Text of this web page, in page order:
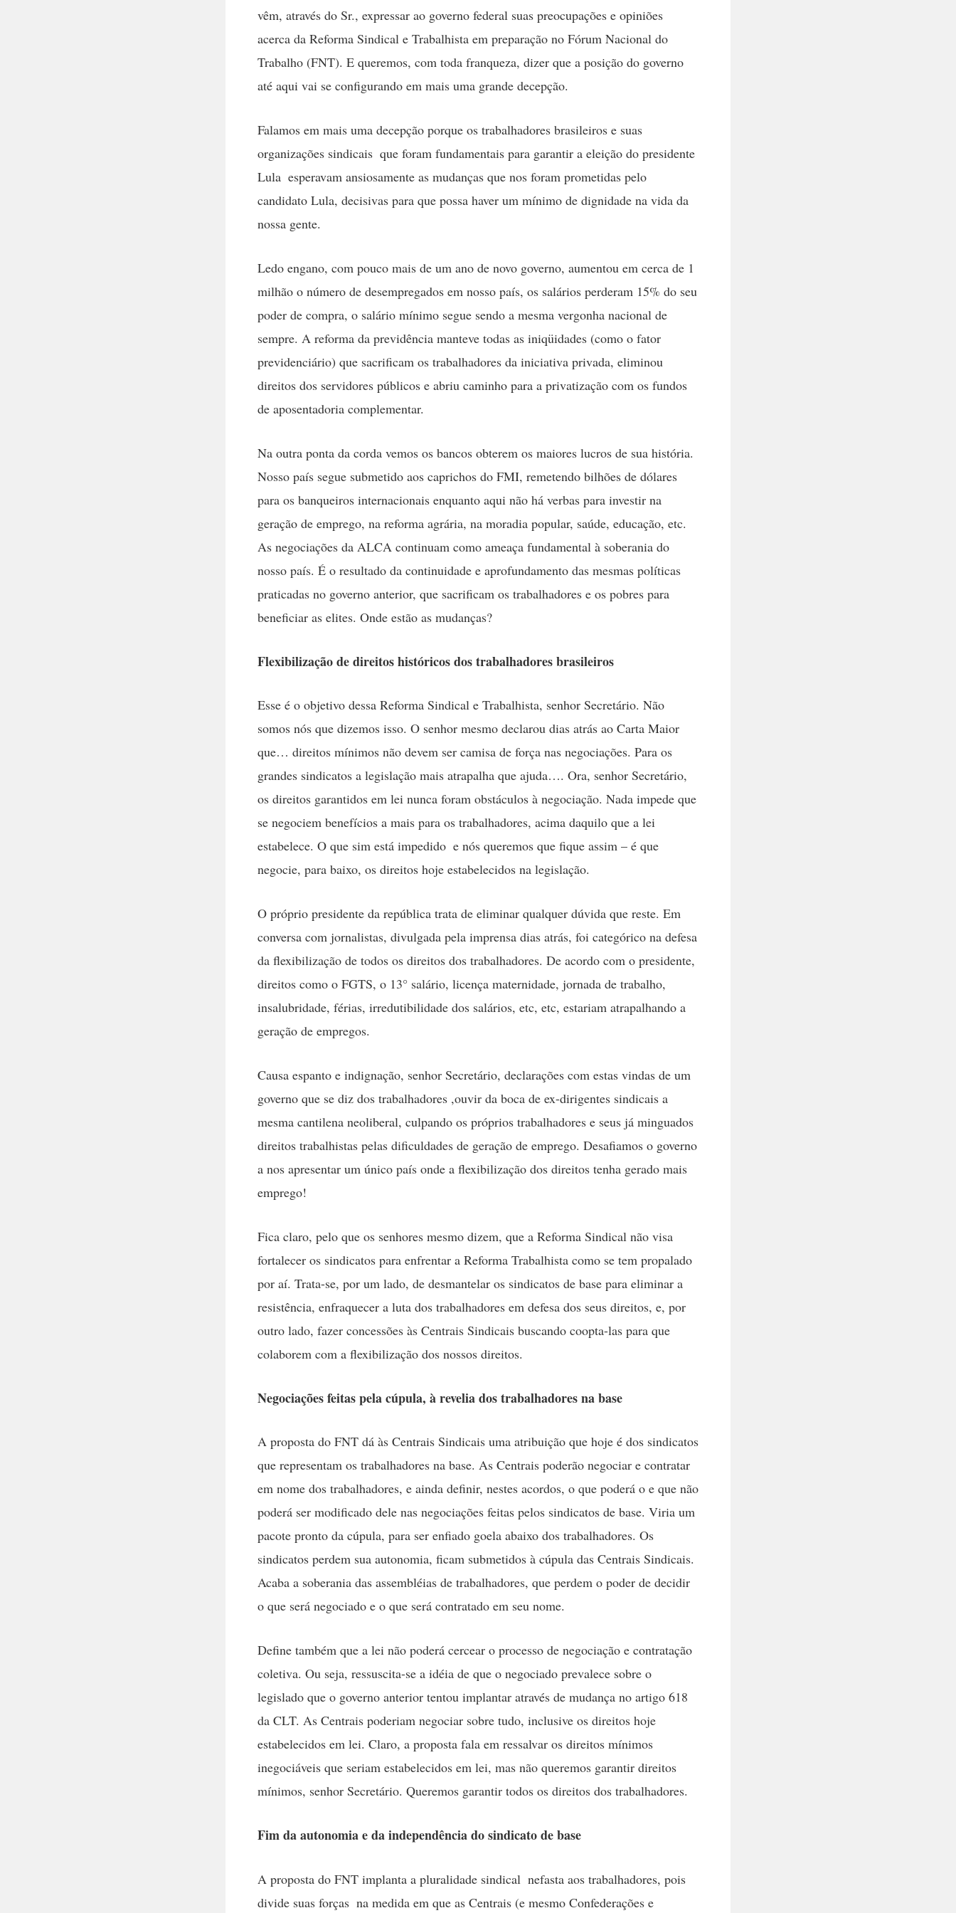
vêm, através do Sr., expressar ao governo federal suas preocupações e opiniões
acerca da Reforma Sindical e Trabalhista em preparação no Fórum Nacional do
Trabalho (FNT). E queremos, com toda franqueza, dizer que a posição do governo
até aqui vai se configurando em mais uma grande decepção.
Falamos em mais uma decepção porque os trabalhadores brasileiros e suas
organizações sindicais  que foram fundamentais para garantir a eleição do presidente
Lula  esperavam ansiosamente as mudanças que nos foram prometidas pelo
candidato Lula, decisivas para que possa haver um mínimo de dignidade na vida da
nossa gente.
Ledo engano, com pouco mais de um ano de novo governo, aumentou em cerca de 1
milhão o número de desempregados em nosso país, os salários perderam 15% do seu
poder de compra, o salário mínimo segue sendo a mesma vergonha nacional de
sempre. A reforma da previdência manteve todas as iniqüidades (como o fator
previdenciário) que sacrificam os trabalhadores da iniciativa privada, eliminou
direitos dos servidores públicos e abriu caminho para a privatização com os fundos
de aposentadoria complementar.
Na outra ponta da corda vemos os bancos obterem os maiores lucros de sua história.
Nosso país segue submetido aos caprichos do FMI, remetendo bilhões de dólares
para os banqueiros internacionais enquanto aqui não há verbas para investir na
geração de emprego, na reforma agrária, na moradia popular, saúde, educação, etc.
As negociações da ALCA continuam como ameaça fundamental à soberania do
nosso país. É o resultado da continuidade e aprofundamento das mesmas políticas
praticadas no governo anterior, que sacrificam os trabalhadores e os pobres para
beneficiar as elites. Onde estão as mudanças?
Flexibilização de direitos históricos dos trabalhadores brasileiros
Esse é o objetivo dessa Reforma Sindical e Trabalhista, senhor Secretário. Não
somos nós que dizemos isso. O senhor mesmo declarou dias atrás ao Carta Maior
que… direitos mínimos não devem ser camisa de força nas negociações. Para os
grandes sindicatos a legislação mais atrapalha que ajuda…. Ora, senhor Secretário,
os direitos garantidos em lei nunca foram obstáculos à negociação. Nada impede que
se negociem benefícios a mais para os trabalhadores, acima daquilo que a lei
estabelece. O que sim está impedido  e nós queremos que fique assim – é que
negocie, para baixo, os direitos hoje estabelecidos na legislação.
O próprio presidente da república trata de eliminar qualquer dúvida que reste. Em
conversa com jornalistas, divulgada pela imprensa dias atrás, foi categórico na defesa
da flexibilização de todos os direitos dos trabalhadores. De acordo com o presidente,
direitos como o FGTS, o 13° salário, licença maternidade, jornada de trabalho,
insalubridade, férias, irredutibilidade dos salários, etc, etc, estariam atrapalhando a
geração de empregos.
Causa espanto e indignação, senhor Secretário, declarações com estas vindas de um
governo que se diz dos trabalhadores ,ouvir da boca de ex-dirigentes sindicais a
mesma cantilena neoliberal, culpando os próprios trabalhadores e seus já minguados
direitos trabalhistas pelas dificuldades de geração de emprego. Desafiamos o governo
a nos apresentar um único país onde a flexibilização dos direitos tenha gerado mais
emprego!
Fica claro, pelo que os senhores mesmo dizem, que a Reforma Sindical não visa
fortalecer os sindicatos para enfrentar a Reforma Trabalhista como se tem propalado
por aí. Trata-se, por um lado, de desmantelar os sindicatos de base para eliminar a
resistência, enfraquecer a luta dos trabalhadores em defesa dos seus direitos, e, por
outro lado, fazer concessões às Centrais Sindicais buscando coopta-las para que
colaborem com a flexibilização dos nossos direitos.
Negociações feitas pela cúpula, à revelia dos trabalhadores na base
A proposta do FNT dá às Centrais Sindicais uma atribuição que hoje é dos sindicatos
que representam os trabalhadores na base. As Centrais poderão negociar e contratar
em nome dos trabalhadores, e ainda definir, nestes acordos, o que poderá o e que não
poderá ser modificado dele nas negociações feitas pelos sindicatos de base. Viria um
pacote pronto da cúpula, para ser enfiado goela abaixo dos trabalhadores. Os
sindicatos perdem sua autonomia, ficam submetidos à cúpula das Centrais Sindicais.
Acaba a soberania das assembléias de trabalhadores, que perdem o poder de decidir
o que será negociado e o que será contratado em seu nome.
Define também que a lei não poderá cercear o processo de negociação e contratação
coletiva. Ou seja, ressuscita-se a idéia de que o negociado prevalece sobre o
legislado que o governo anterior tentou implantar através de mudança no artigo 618
da CLT. As Centrais poderiam negociar sobre tudo, inclusive os direitos hoje
estabelecidos em lei. Claro, a proposta fala em ressalvar os direitos mínimos
inegociáveis que seriam estabelecidos em lei, mas não queremos garantir direitos
mínimos, senhor Secretário. Queremos garantir todos os direitos dos trabalhadores.
Fim da autonomia e da independência do sindicato de base
A proposta do FNT implanta a pluralidade sindical  nefasta aos trabalhadores, pois
divide suas forças  na medida em que as Centrais (e mesmo Confederações e